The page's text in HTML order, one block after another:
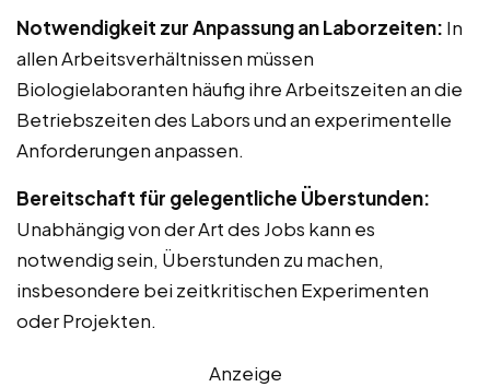
Notwendigkeit zur Anpassung an Laborzeiten: In
allen Arbeitsverhältnissen müssen
Biologielaboranten häufig ihre Arbeitszeiten an die
Betriebszeiten des Labors und an experimentelle
Anforderungen anpassen.
Bereitschaft für gelegentliche Überstunden:
Unabhängig von der Art des Jobs kann es
notwendig sein, Überstunden zu machen,
insbesondere bei zeitkritischen Experimenten
oder Projekten.
Anzeige